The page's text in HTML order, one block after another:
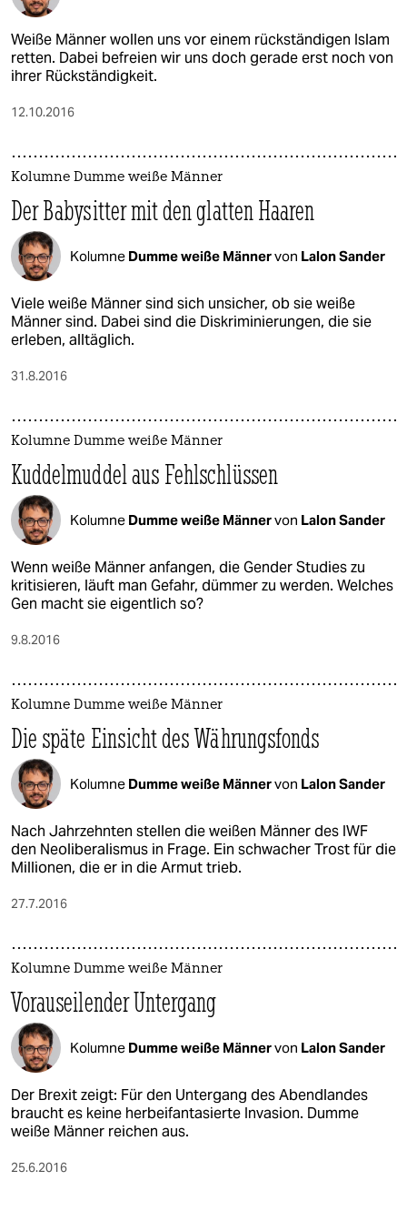
Weiße Männer wollen uns vor einem rückständigen Islam
retten. Dabei befreien wir uns doch gerade erst noch von
ihrer Rückständigkeit.
12.10.2016
Kolumne Dumme weiße Männer
Der Babysitter mit den glatten Haaren
Kolumne Dumme weiße Männervon Lalon Sander
Viele weiße Männer sind sich unsicher, ob sie weiße
Männer sind. Dabei sind die Diskriminierungen, die sie
erleben, alltäglich.
31.8.2016
Kolumne Dumme weiße Männer
Kuddelmuddel aus Fehlschlüssen
Kolumne Dumme weiße Männervon Lalon Sander
Wenn weiße Männer anfangen, die Gender Studies zu
kritisieren, läuft man Gefahr, dümmer zu werden. Welches
Gen macht sie eigentlich so?
9.8.2016
Kolumne Dumme weiße Männer
Die späte Einsicht des Währungsfonds
Kolumne Dumme weiße Männervon Lalon Sander
Nach Jahrzehnten stellen die weißen Männer des IWF
den Neoliberalismus in Frage. Ein schwacher Trost für die
Millionen, die er in die Armut trieb.
27.7.2016
Kolumne Dumme weiße Männer
Vorauseilender Untergang
Kolumne Dumme weiße Männervon Lalon Sander
Der Brexit zeigt: Für den Untergang des Abendlandes
braucht es keine herbeifantasierte Invasion. Dumme
weiße Männer reichen aus.
25.6.2016